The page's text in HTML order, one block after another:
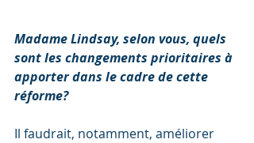
Madame Lindsay, selon vous, quels
sont les changements prioritaires à
apporter dans le cadre de cette
réforme?
Il faudrait, notamment, améliorer